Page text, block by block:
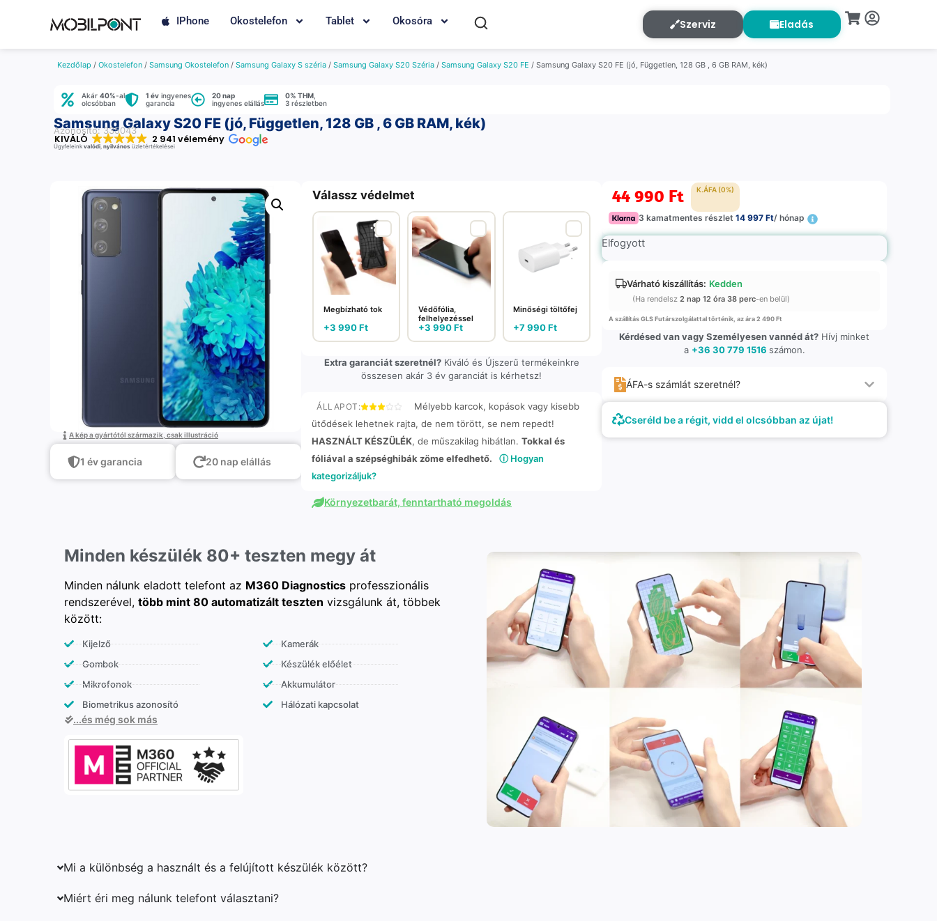
IPhone Okostelefon Tablet Okosóra Szerviz Eladás
Kezdőlap / Okostelefon / Samsung Okostelefon / Samsung Galaxy S széria / Samsung Galaxy S20 Széria / Samsung Galaxy S20 FE / Samsung Galaxy S20 FE (jó, Független, 128 GB , 6 GB RAM, kék)
Akár 40%-al
olcsóbban
1 év ingyenes
garancia
20 nap
ingyenes elállás
0% THM
3 részletben
Samsung Galaxy S20 FE (jó, Független, 128 GB , 6 GB RAM, kék)
Azonosító: 335043
KIVÁLÓ 2 941 vélemény
Ügyfeleink valódi, nyilvános üzletértékelései
A kép a gyártótól származik, csak illustráció
1 év garancia 20 nap elállás
Válassz védelmet
Megbízható tok
+3 990Ft
Védőfólia,
felhelyezéssel
+3 990Ft
Minőségi töltőfej
+7 990Ft
Extra garanciát szeretnél?Kiváló és Újszerű termékeinkre
összesen akár 3 év garanciát is kérhetsz!
ÁLLAPOT:
Mélyebb karcok, kopások vagy kisebb
ütődések lehetnek rajta, de nem törött, se nem repedt!
HASZNÁLT KÉSZÜLÉK, de műszakilag hibátlan. Tokkal és
fóliával a szépséghibák zöme elfedhető.
ⓘ Hogyan
kategorizáljuk?
Környezetbarát, fenntartható megoldás
44 990 Ft K.ÁFA (0%)
3 kamatmentes részlet14 997 Ft/ hónap
Elfogyott
Várható kiszállítás: Kedden
(Ha rendelsz2 nap 12 óra 38 perc-en belül)
A szállítás GLS Futárszolgálattal történik, az ára 2 490 Ft
Kérdésed van vagy Személyesen vannéd át? Hívj minket
a +36 30 779 1516 számon.
ÁFA-s számlát szeretnél?
Cseréld be a régit, vidd el olcsóbban az újat!
Minden készülék 80+ teszten megy át
Minden nálunk eladott telefont az M360 Diagnostics professzionális
rendszerével, több mint 80 automatizált teszten vizsgálunk át, többek
között:
Kijelző
Gombok
Mikrofonok
Biometrikus azonosító
Kamerák
Készülék előélet
Akkumulátor
Hálózati kapcsolat
...és még sok más
Mi a különbség a használt és a felújított készülék között?
Miért éri meg nálunk telefont választani?